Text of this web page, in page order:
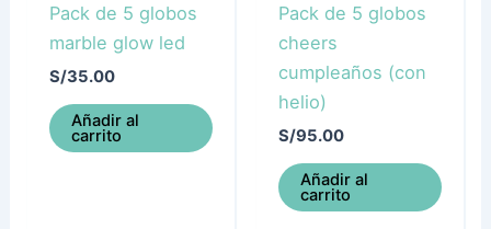
Pack de 5 globos
marble glow led
S/35.00
Añadir al
carrito
Pack de 5 globos
cheers
cumpleaños (con
helio)
S/95.00
Añadir al
carrito